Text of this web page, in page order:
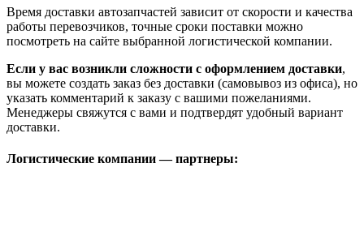
Время доставки автозапчастей зависит от скорости и качества
работы перевозчиков, точные сроки поставки можно
посмотреть на сайте выбранной логистической компании.
Если у вас возникли сложности с оформлением доставки,
вы можете создать заказ без доставки (самовывоз из офиса), но
указать комментарий к заказу с вашими пожеланиями.
Менеджеры свяжутся с вами и подтвердят удобный вариант
доставки.
Логистические компании — партнеры: